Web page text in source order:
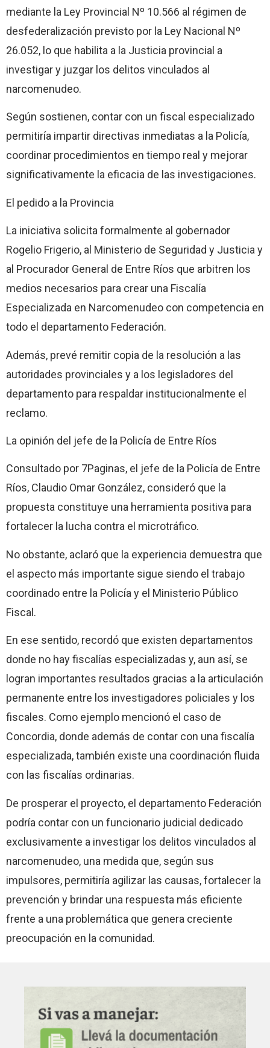
mediante la Ley Provincial Nº 10.566 al régimen de
desfederalización previsto por la Ley Nacional Nº
26.052, lo que habilita a la Justicia provincial a
investigar y juzgar los delitos vinculados al
narcomenudeo.
Según sostienen, contar con un fiscal especializado
permitiría impartir directivas inmediatas a la Policía,
coordinar procedimientos en tiempo real y mejorar
significativamente la eficacia de las investigaciones.
El pedido a la Provincia
La iniciativa solicita formalmente al gobernador
Rogelio Frigerio, al Ministerio de Seguridad y Justicia y
al Procurador General de Entre Ríos que arbitren los
medios necesarios para crear una Fiscalía
Especializada en Narcomenudeo con competencia en
todo el departamento Federación.
Además, prevé remitir copia de la resolución a las
autoridades provinciales y a los legisladores del
departamento para respaldar institucionalmente el
reclamo.
La opinión del jefe de la Policía de Entre Ríos
Consultado por 7Paginas, el jefe de la Policía de Entre
Ríos, Claudio Omar González, consideró que la
propuesta constituye una herramienta positiva para
fortalecer la lucha contra el microtráfico.
No obstante, aclaró que la experiencia demuestra que
el aspecto más importante sigue siendo el trabajo
coordinado entre la Policía y el Ministerio Público
Fiscal.
En ese sentido, recordó que existen departamentos
donde no hay fiscalías especializadas y, aun así, se
logran importantes resultados gracias a la articulación
permanente entre los investigadores policiales y los
fiscales. Como ejemplo mencionó el caso de
Concordia, donde además de contar con una fiscalía
especializada, también existe una coordinación fluida
con las fiscalías ordinarias.
De prosperar el proyecto, el departamento Federación
podría contar con un funcionario judicial dedicado
exclusivamente a investigar los delitos vinculados al
narcomenudeo, una medida que, según sus
impulsores, permitiría agilizar las causas, fortalecer la
prevención y brindar una respuesta más eficiente
frente a una problemática que genera creciente
preocupación en la comunidad.